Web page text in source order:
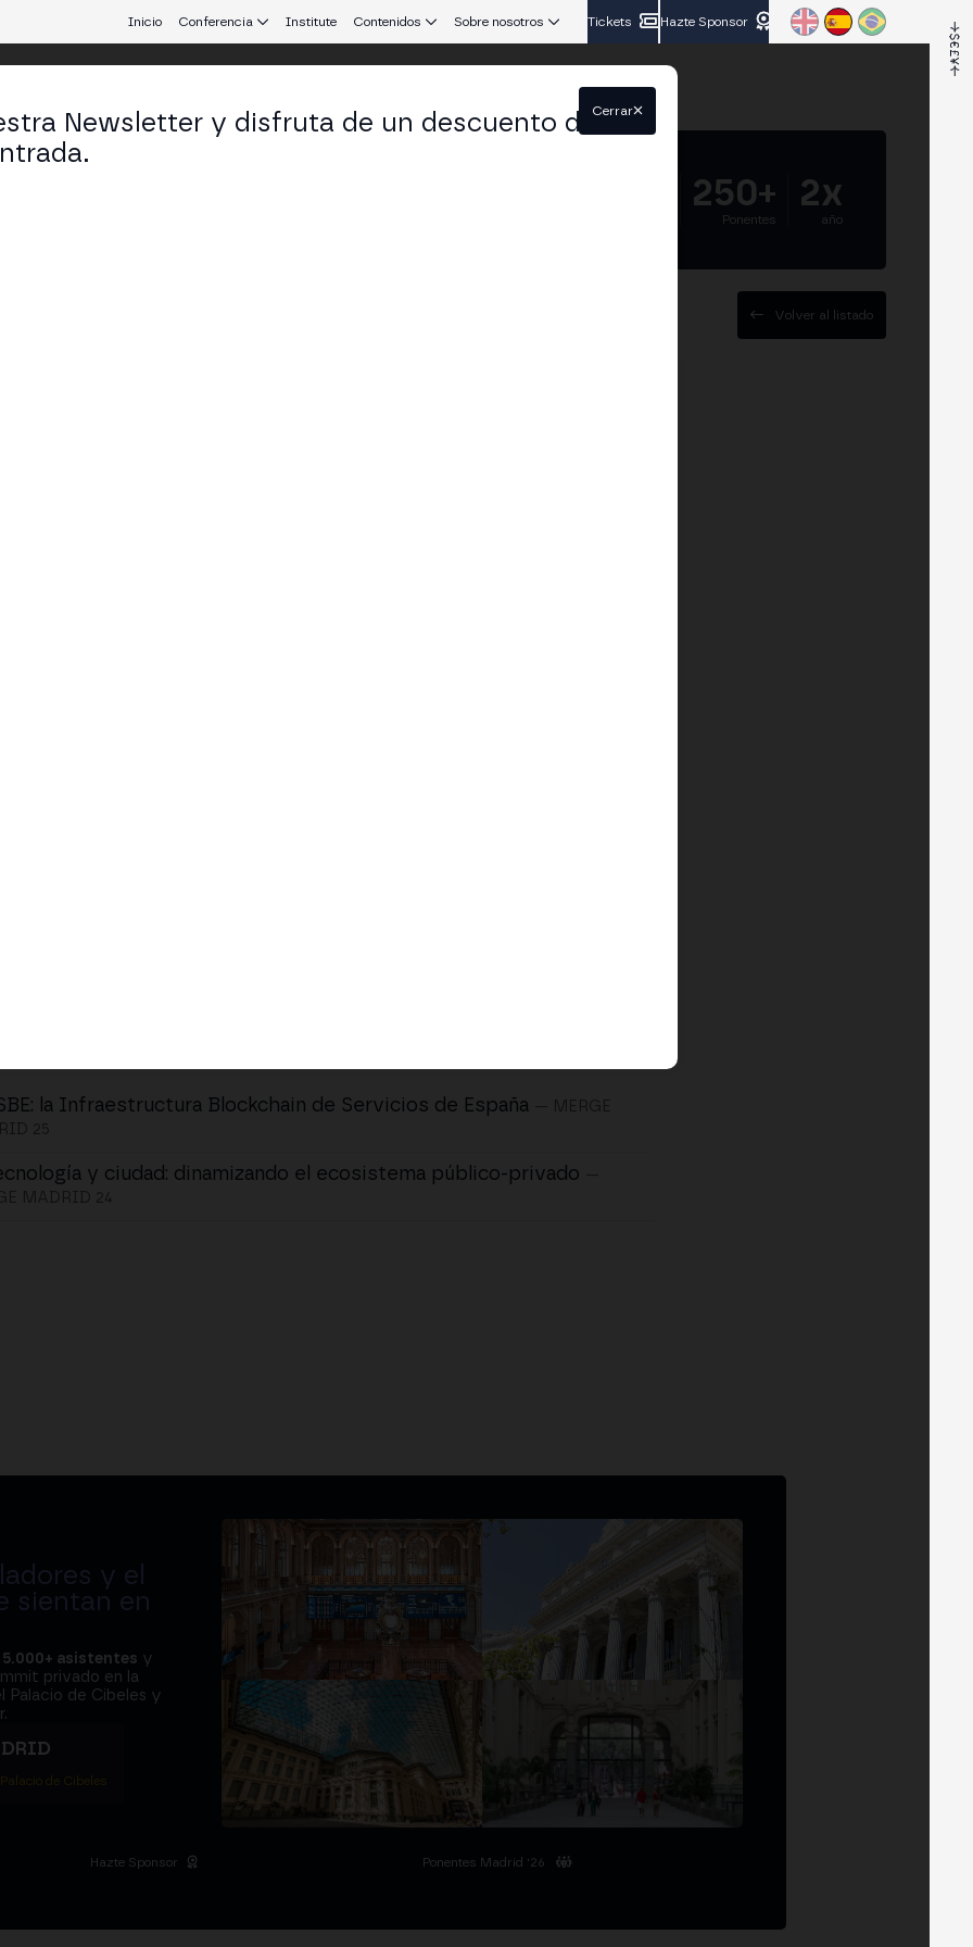
Inicio Conferencia Institute Contenidos Sobre nosotros Tickets Hazte Sponsor
250+
Ponentes
2x
año
Volver al listado
la Infraestructura Blockchain de Servicios de España
y ciudad: dinamizando el ecosistema público-privado
y el
sientan en
5.000+ asistentes y
privado en la
Palacio de Cibeles y
de Cibeles
Hazte Sponsor Ponentes Madrid '26
Newsletter y disfruta de un descuento delCerrar